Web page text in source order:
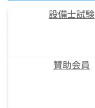
設備士試験
賛助会員